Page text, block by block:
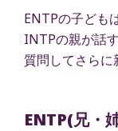
ENTPの子ども
INTPの親が話
質問してさらに
ENTP(兄・